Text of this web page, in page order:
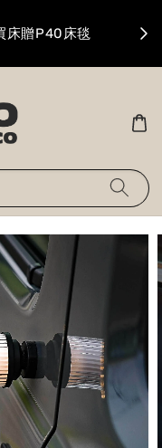
床贈P40床毯